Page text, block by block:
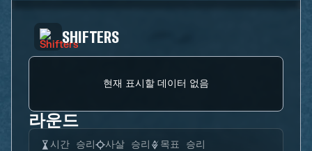
SHIFTERS
현재 표시할 데이터 없음
라운드
시간 승리 사살 승리 목표 승리